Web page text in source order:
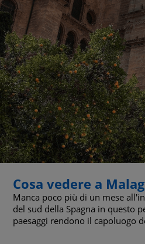
Cosa vedere a
Manca poco più di un mese
del sud della Spagna in questo
paesaggi rendono il capoluogo